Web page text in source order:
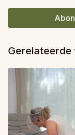
Gerelateerde